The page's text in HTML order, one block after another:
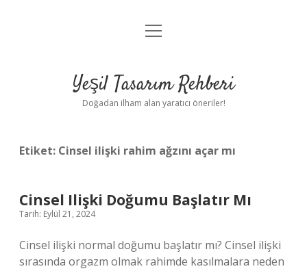
Anasayfa
Yasal Uyarı
menüyü
Yeşil Tasarım Rehberi
Doğadan ilham alan yaratıcı öneriler!
Etiket: Cinsel ilişki rahim ağzını açar mı
Cinsel Ilişki Doğumu Başlatır Mı
Tarih: Eylül 21, 2024
Cinsel ilişki normal doğumu başlatır mı? Cinsel ilişki
sırasında orgazm olmak rahimde kasılmalara neden